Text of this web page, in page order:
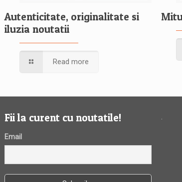
Autenticitate, originalitate si
iluzia noutatii
Read more
Fii la curent cu noutatile!
Email
.